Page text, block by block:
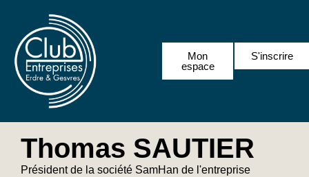
Mon
espace
S'inscrire
Thomas SAUTIER
Président de la société SamHan de l'entreprise